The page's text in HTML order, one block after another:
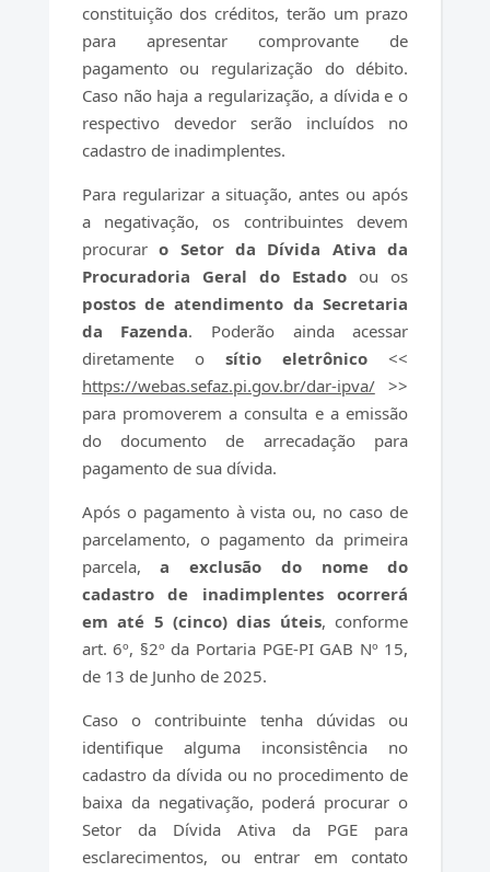
constituição dos créditos, terão um prazo
para apresentar comprovante de
pagamento ou regularização do débito.
Caso não haja a regularização, a dívida e o
respectivo devedor serão incluídos no
cadastro de inadimplentes.
Para regularizar a situação, antes ou após
a negativação, os contribuintes devem
procuraro Setor da Dívida Ativa da
Procuradoria Geral do Estado ou os
postos de atendimento da Secretaria
da Fazenda. Poderão ainda acessar
diretamente o sítio eletrônico <<
https://webas.sefaz.pi.gov.br/dar-ipva/>>
para promoverem a consulta e a emissão
do documento de arrecadação para
pagamento de sua dívida.
Após o pagamento à vista ou, no caso de
parcelamento, o pagamento da primeira
parcela,a exclusão do nome do
cadastro de inadimplentes ocorrerá
em até 5 (cinco) dias úteis, conforme
art. 6º, §2º da Portaria PGE-PI GAB Nº 15,
de 13 de Junho de 2025.
Caso o contribuinte tenha dúvidas ou
identifique alguma inconsistência no
cadastro da dívida ou no procedimento de
baixa da negativação, poderá procurar o
Setor da Dívida Ativa da PGE para
esclarecimentos, ou entrar em contato